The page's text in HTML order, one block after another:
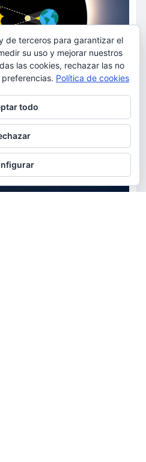
de terceros para garantizar el
su uso y mejorar nuestros
las cookies, rechazar las no
Política de cookies
todo
incluido cómo gestionar las cookies,